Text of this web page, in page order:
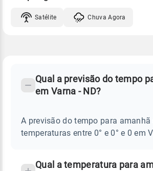
Satélite Chuva Agora
Perguntas
sobre
chuva
temperatura
Qual a previsão do tempo
em Varna - ND?
A previsão do tempo para amanhã
temperaturas entre 0° e 0° e 0 em
Qual a temperatura para